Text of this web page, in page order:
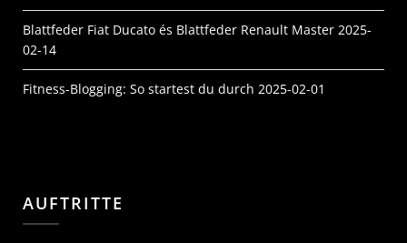
Blattfeder Fiat Ducato és Blattfeder Renault Master 2025-
02-14
Fitness-Blogging: So startest du durch 2025-02-01
AUFTRITTE